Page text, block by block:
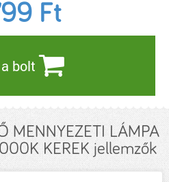
Ft
bolt
MENNYEZETI LÁMPA
KEREK jellemzők